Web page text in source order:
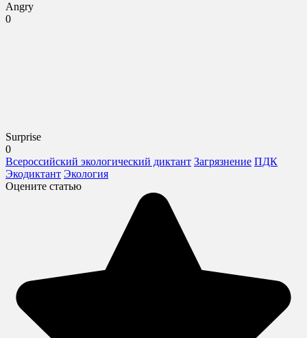
Angry
0
Surprise
0
Всероссийский экологический диктант Загрязнение ПДК
Экодиктант Экология
Оцените статью